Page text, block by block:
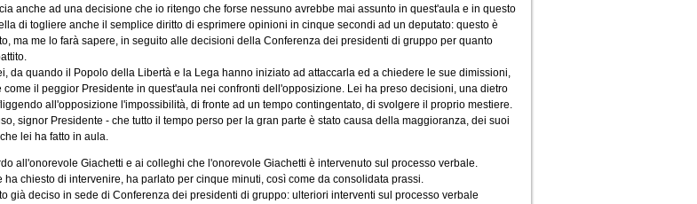
anche ad una decisione che io ritengo che forse nessuno avrebbe mai assunto in quest'aula e in questo
di togliere anche il semplice diritto di esprimere opinioni in cinque secondi ad un deputato: questo è
ma me lo farà sapere, in seguito alle decisioni della Conferenza dei presidenti di gruppo per quanto
da quando il Popolo della Libertà e la Lega hanno iniziato ad attaccarla ed a chiedere le sue dimissioni,
come il peggior Presidente in quest'aula nei confronti dell'opposizione. Lei ha preso decisioni, una dietro
all'opposizione l'impossibilità, di fronte ad un tempo contingentato, di svolgere il proprio mestiere.
signor Presidente - che tutto il tempo perso per la gran parte è stato causa della maggioranza, dei suoi
lei ha fatto in aula.
all'onorevole Giachetti e ai colleghi che l'onorevole Giachetti è intervenuto sul processo verbale.
ha chiesto di intervenire, ha parlato per cinque minuti, così come da consolidata prassi.
già deciso in sede di Conferenza dei presidenti di gruppo: ulteriori interventi sul processo verbale